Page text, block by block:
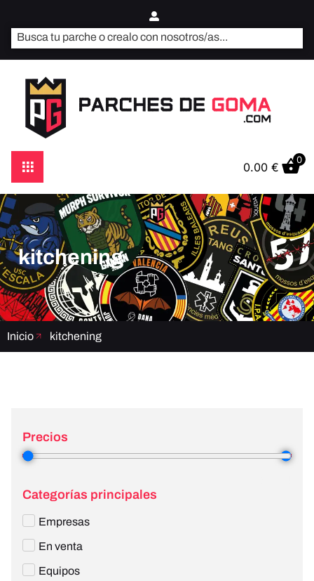
0.00 €
0
kitchening
Inicio kitchening
Precios
Categorías principales
Empresas
En venta
Equipos